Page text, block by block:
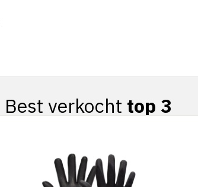
Best verkocht top 3